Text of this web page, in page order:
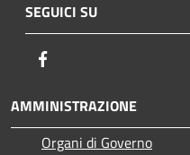
SEGUICI SU
AMMINISTRAZIONE
Organi di Governo